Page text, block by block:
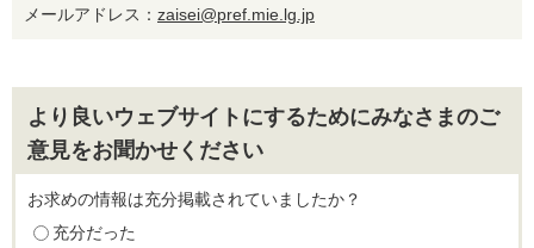
メールアドレス： zaisei@pref.mie.lg.jp
より良いウェブサイトにするためにみなさまのご
意見をお聞かせください
お求めの情報は充分掲載されていましたか？
充分だった